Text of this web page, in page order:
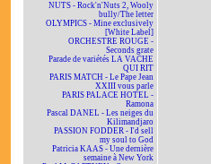
NUTS - Rock'n'Nuts 2, Wooly
bully/The letter
OLYMPICS - Mine exclusively
[White Label]
ORCHESTRE ROUGE -
Seconds grate
Parade de variétés LA VACHE
QUI RIT
PARIS MATCH - Le Pape Jean
XXIII vous parle
PARIS PALACE HOTEL -
Ramona
Pascal DANEL - Les neiges du
Kilimandjaro
PASSION FODDER - I'd sell
my soul to God
Patricia KAAS - Une dernière
semaine à New York